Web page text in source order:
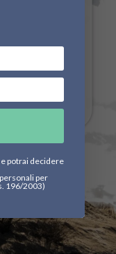
potrai decidere
per
196/2003)